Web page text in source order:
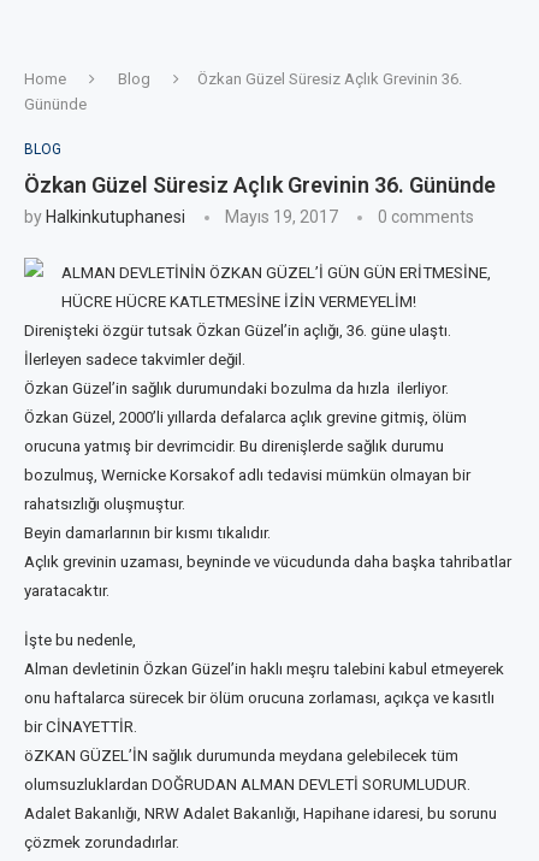
Home Blog
Özkan Güzel Süresiz Açlık Grevinin 36.
Gününde
BLOG
Özkan Güzel Süresiz Açlık Grevinin 36. Gününde
by Halkinkutuphanesi Mayıs 19, 2017 0 comments
ALMAN DEVLETİNİN ÖZKAN GÜZEL’İ GÜN GÜN ERİTMESİNE,
HÜCRE HÜCRE KATLETMESİNE İZİN VERMEYELİM!
Direnişteki özgür tutsak Özkan Güzel’in açlığı, 36. güne ulaştı.
İlerleyen sadece takvimler değil.
Özkan Güzel’in sağlık durumundaki bozulma da hızla ilerliyor.
Özkan Güzel, 2000’li yıllarda defalarca açlık grevine gitmiş, ölüm
orucuna yatmış bir devrimcidir. Bu direnişlerde sağlık durumu
bozulmuş, Wernicke Korsakof adlı tedavisi mümkün olmayan bir
rahatsızlığı oluşmuştur.
Beyin damarlarının bir kısmı tıkalıdır.
Açlık grevinin uzaması, beyninde ve vücudunda daha başka tahribatlar
yaratacaktır.
İşte bu nedenle,
Alman devletinin Özkan Güzel’in haklı meşru talebini kabul etmeyerek
onu haftalarca sürecek bir ölüm orucuna zorlaması, açıkça ve kasıtlı
bir CİNAYETTİR.
öZKAN GÜZEL’İN sağlık durumunda meydana gelebilecek tüm
olumsuzluklardan DOĞRUDAN ALMAN DEVLETİ SORUMLUDUR.
Adalet Bakanlığı, NRW Adalet Bakanlığı, Hapihane idaresi, bu sorunu
çözmek zorundadırlar.